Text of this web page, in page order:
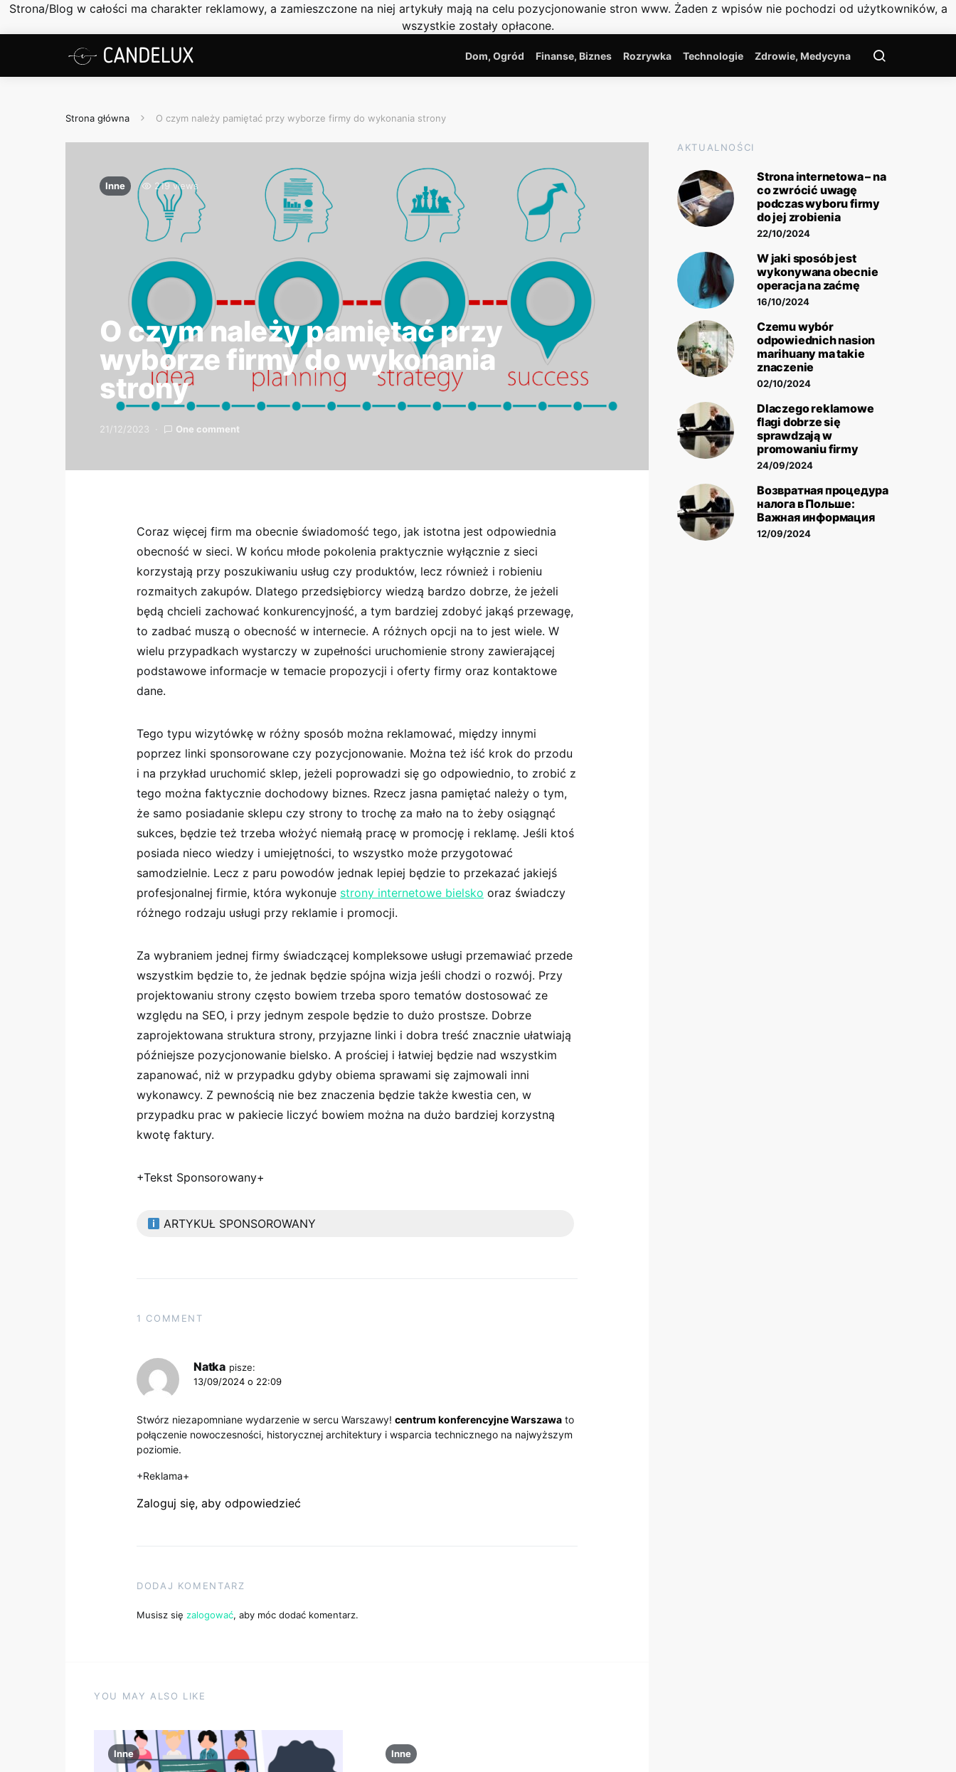
Strona/Blog w całości ma charakter reklamowy, a zamieszczone na niej artykuły mają na celu pozycjonowanie stron www. Żaden z wpisów nie pochodzi od użytkowników, a
wszystkie zostały opłacone.
Dom, Ogród Finanse, Biznes Rozrywka Technologie Zdrowie, Medycyna
Strona główna O czym należy pamiętać przy wyborze firmy do wykonania strony
Inne 219 views
O czym należy pamiętać przy
wyborze firmy do wykonania
strony
21/12/2023 One comment
Coraz więcej firm ma obecnie świadomość tego, jak istotna jest odpowiednia
obecność w sieci. W końcu młode pokolenia praktycznie wyłącznie z sieci
korzystają przy poszukiwaniu usług czy produktów, lecz również i robieniu
rozmaitych zakupów. Dlatego przedsiębiorcy wiedzą bardzo dobrze, że jeżeli
będą chcieli zachować konkurencyjność, a tym bardziej zdobyć jakąś przewagę,
to zadbać muszą o obecność w internecie. A różnych opcji na to jest wiele. W
wielu przypadkach wystarczy w zupełności uruchomienie strony zawierającej
podstawowe informacje w temacie propozycji i oferty firmy oraz kontaktowe
dane.
Tego typu wizytówkę w różny sposób można reklamować, między innymi
poprzez linki sponsorowane czy pozycjonowanie. Można też iść krok do przodu
i na przykład uruchomić sklep, jeżeli poprowadzi się go odpowiednio, to zrobić z
tego można faktycznie dochodowy biznes. Rzecz jasna pamiętać należy o tym,
że samo posiadanie sklepu czy strony to trochę za mało na to żeby osiągnąć
sukces, będzie też trzeba włożyć niemałą pracę w promocję i reklamę. Jeśli ktoś
posiada nieco wiedzy i umiejętności, to wszystko może przygotować
samodzielnie. Lecz z paru powodów jednak lepiej będzie to przekazać jakiejś
profesjonalnej firmie, która wykonuje strony internetowe bielsko oraz świadczy
różnego rodzaju usługi przy reklamie i promocji.
Za wybraniem jednej firmy świadczącej kompleksowe usługi przemawiać przede
wszystkim będzie to, że jednak będzie spójna wizja jeśli chodzi o rozwój. Przy
projektowaniu strony często bowiem trzeba sporo tematów dostosować ze
względu na SEO, i przy jednym zespole będzie to dużo prostsze. Dobrze
zaprojektowana struktura strony, przyjazne linki i dobra treść znacznie ułatwiają
późniejsze pozycjonowanie bielsko. A prościej i łatwiej będzie nad wszystkim
zapanować, niż w przypadku gdyby obiema sprawami się zajmowali inni
wykonawcy. Z pewnością nie bez znaczenia będzie także kwestia cen, w
przypadku prac w pakiecie liczyć bowiem można na dużo bardziej korzystną
kwotę faktury.
+Tekst Sponsorowany+
ARTYKUŁ SPONSOROWANY
1 COMMENT
Natka pisze:
13/09/2024 o 22:09
Stwórz niezapomniane wydarzenie w sercu Warszawy! centrum konferencyjne Warszawa to
połączenie nowoczesności, historycznej architektury i wsparcia technicznego na najwyższym
poziomie.
+Reklama+
Zaloguj się, aby odpowiedzieć
DODAJ KOMENTARZ
Musisz się zalogować, aby móc dodać komentarz.
YOU MAY ALSO LIKE
Inne Inne
AKTUALNOŚCI
Strona internetowa – na
co zwrócić uwagę
podczas wyboru firmy
do jej zrobienia
22/10/2024
W jaki sposób jest
wykonywana obecnie
operacja na zaćmę
16/10/2024
Czemu wybór
odpowiednich nasion
marihuany ma takie
znaczenie
02/10/2024
Dlaczego reklamowe
flagi dobrze się
sprawdzają w
promowaniu firmy
24/09/2024
Возвратная процедура
налога в Польше:
Важная информация
12/09/2024